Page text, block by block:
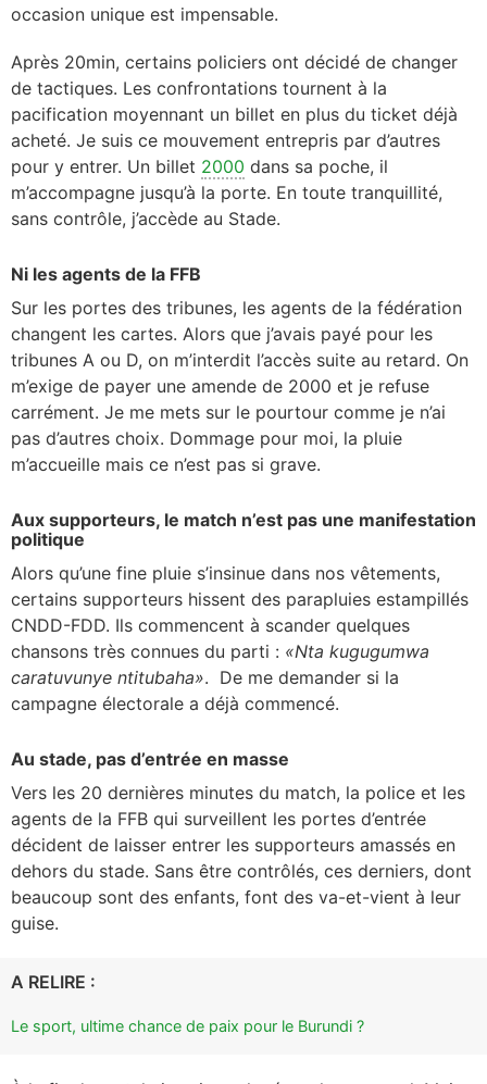
occasion unique est impensable.
Après 20min, certains policiers ont décidé de changer
de tactiques. Les confrontations tournent à la
pacification moyennant un billet en plus du ticket déjà
acheté. Je suis ce mouvement entrepris par d’autres
pour y entrer. Un billet 2000 dans sa poche, il
m’accompagne jusqu’à la porte. En toute tranquillité,
sans contrôle, j’accède au Stade.
Ni les agents de la FFB
Sur les portes des tribunes, les agents de la fédération
changent les cartes. Alors que j’avais payé pour les
tribunes A ou D, on m’interdit l’accès suite au retard. On
m’exige de payer une amende de 2000 et je refuse
carrément. Je me mets sur le pourtour comme je n’ai
pas d’autres choix. Dommage pour moi, la pluie
m’accueille mais ce n’est pas si grave.
Aux supporteurs, le match n’est pas une manifestation
politique
Alors qu’une fine pluie s’insinue dans nos vêtements,
certains supporteurs hissent des parapluies estampillés
CNDD-FDD. Ils commencent à scander quelques
chansons très connues du parti : «Nta kugugumwa
caratuvunye ntitubaha». De me demander si la
campagne électorale a déjà commencé.
Au stade, pas d’entrée en masse
Vers les 20 dernières minutes du match, la police et les
agents de la FFB qui surveillent les portes d’entrée
décident de laisser entrer les supporteurs amassés en
dehors du stade. Sans être contrôlés, ces derniers, dont
beaucoup sont des enfants, font des va-et-vient à leur
guise.
A RELIRE :
Le sport, ultime chance de paix pour le Burundi ?